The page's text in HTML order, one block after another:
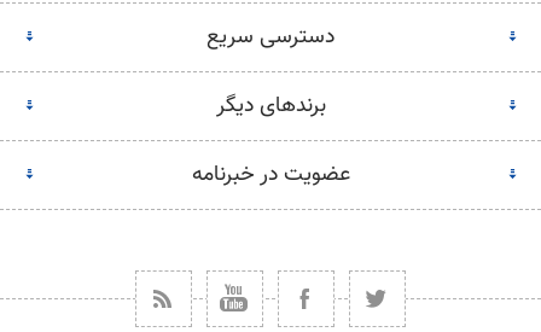
دسترسی سریع
برندهای دیگر
عضویت در خبرنامه